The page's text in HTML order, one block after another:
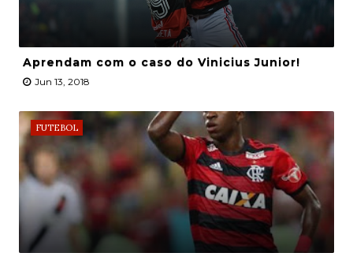
Aprendam com o caso do Vinicius Junior!
Jun 13, 2018
FUTEBOL